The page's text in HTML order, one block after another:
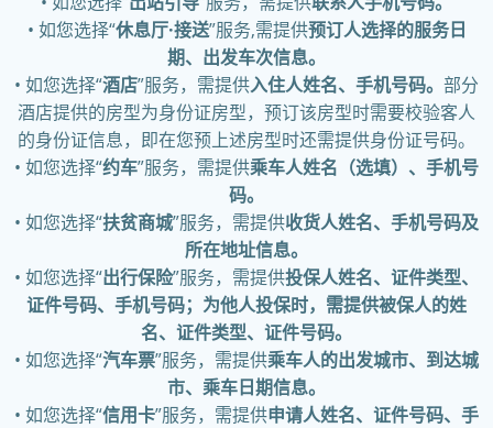
• 如您选择“休息厅·接送”服务,需提供预订人选择的服务日
期、出发车次信息。
• 如您选择“酒店”服务，需提供入住人姓名、手机号码。 部分
酒店提供的房型为身份证房型，预订该房型时需要校验客人
的身份证信息，即在您预上述房型时还需提供身份证号码。
• 如您选择“约车”服务，需提供乘车人姓名（选填）、手机号
码。
• 如您选择“扶贫商城”服务，需提供收货人姓名、手机号码及
所在地址信息。
• 如您选择“出行保险”服务，需提供投保人姓名、证件类型、
证件号码、手机号码；为他人投保时，需提供被保人的姓
名、证件类型、证件号码。
• 如您选择“汽车票”服务，需提供乘车人的出发城市、到达城
市、乘车日期信息。
• 如您选择“信用卡”服务，需提供申请人姓名、证件号码、手